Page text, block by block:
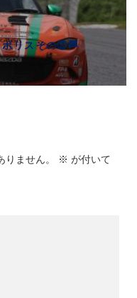
リスその②🏁
ません。 ※ が付いて